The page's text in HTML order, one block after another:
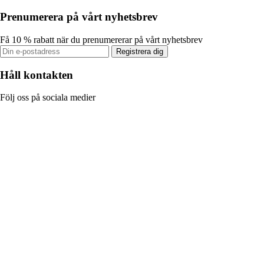
Prenumerera på vårt nyhetsbrev
Få 10 % rabatt när du prenumererar på vårt nyhetsbrev
Registrera dig
Håll kontakten
Följ oss på sociala medier